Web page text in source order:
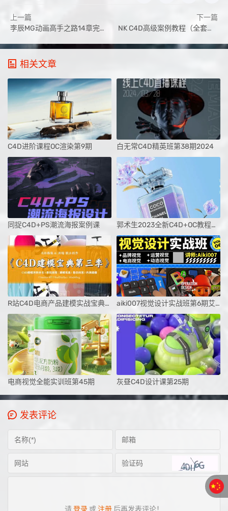
上一篇
李辰MG动画高手之路14章完整AE+C4D教程（画质高清有素材）
下一篇
NK C4D高级案例教程（全套完整画质高清有素材）
相关文章
C4D进阶课程OC渲染第9期 白无常C4D精英班第38期2024
同捉C4D+PS潮流海报案例课 郭术生2023全新C4D+OC教程光影质感与美学
R站C4D电商产品建模实战宝典第三季 aiki007视觉设计实战班第6期艾琦
电商视觉全能实训班第45期 灰昼C4D设计课第25期
发表评论
请登录 或 注册 后再发表评论！